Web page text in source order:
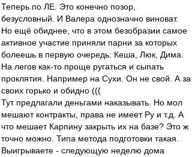
Теперь по ЛЕ. Это конечно позор,
безусловный. И Валера однозначно виноват.
Но ещё обиднее, что в этом безобразии самое
активное участие приняли парни за которых
болеешь в первую очередь: Кеша, Люк, Дима.
На легов как-то проще ругаться и сыпать
проклятия. Например на Сухи. Он не свой. А за
своих горько и обидно (((
Тут предлагали деньгами наказывать. Но мол
мешают контракты, права не имеет Ру и т.д. А
что мешает Карпину закрыть их на базе? Это ж
точно можно. Типа метода подготовки такая.
Выигрываете - следующую неделю дома